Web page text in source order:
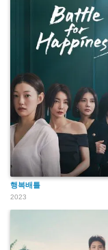
행복배틀
2023